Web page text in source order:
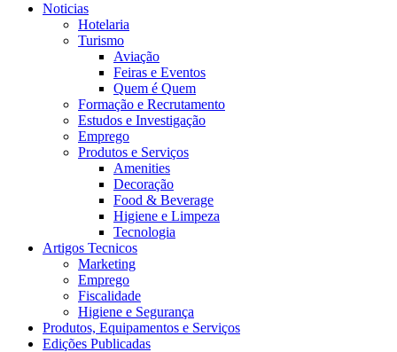
Noticias
Hotelaria
Turismo
Aviação
Feiras e Eventos
Quem é Quem
Formação e Recrutamento
Estudos e Investigação
Emprego
Produtos e Serviços
Amenities
Decoração
Food & Beverage
Higiene e Limpeza
Tecnologia
Artigos Tecnicos
Marketing
Emprego
Fiscalidade
Higiene e Segurança
Produtos, Equipamentos e Serviços
Edições Publicadas